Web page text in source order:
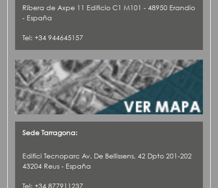
Ribera de Axpe 11 Edificio C1 M101 - 48950 Erandio
- España
Tel: +34 944645157
Sede Tarragona:
Edifici Tecnoparc Av. De Bellissens, 42 Dpto 201-202
43204 Reus - España
Tel: +34 877911237